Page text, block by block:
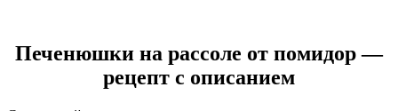
Печенюшки на рассоле от помидор —
рецепт с описанием